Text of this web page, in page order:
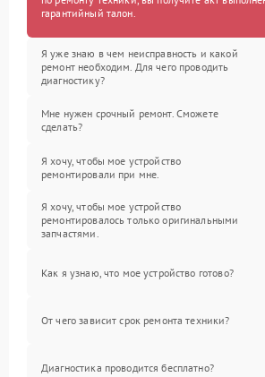
гарантийный талон.
Я уже знаю в чем неисправность и какой
ремонт необходим. Для чего проводить
диагностику?
Мне нужен срочный ремонт. Сможете
сделать?
Я хочу, чтобы мое устройство
ремонтировали при мне.
Я хочу, чтобы мое устройство
ремонтировалось только оригинальными
запчастями.
Как я узнаю, что мое устройство готово?
От чего зависит срок ремонта техники?
Диагностика проводится бесплатно?